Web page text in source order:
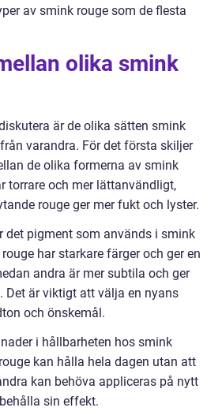
av smink rouge som de flesta
olika smink
är de olika sätten smink
varandra. För det första skiljer
de olika formerna av smink
torrare och mer lättanvändligt,
rouge ger mer fukt och lyster.
det pigment som används i smink
har starkare färger och ger en
andra är mer subtila och ger
Det är viktigt att välja en nyans
och önskemål.
i hållbarheten hos smink
kan hålla hela dagen utan att
kan behöva appliceras på nytt
sin effekt.